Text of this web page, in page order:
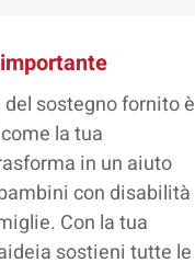
sostegno fornito è
la tua
in un aiuto
con disabilità
Con la tua
sostieni tutte le